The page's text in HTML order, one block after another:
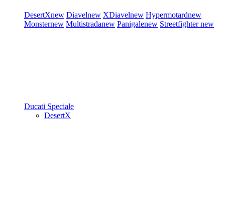
DesertXnew Diavelnew XDiavelnew Hypermotardnew
Monsternew Multistradanew Panigalenew Streetfighternew
Ducati Speciale
DesertX